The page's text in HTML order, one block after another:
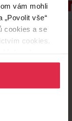
vám mohli
vše“
cookies a se
cookies.